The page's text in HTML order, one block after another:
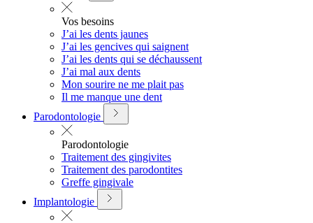
Vos besoins
J’ai les dents jaunes
J’ai les gencives qui saignent
J’ai les dents qui se déchaussent
J’ai mal aux dents
Mon sourire ne me plait pas
Il me manque une dent
Parodontologie
Parodontologie
Traitement des gingivites
Traitement des parodontites
Greffe gingivale
Implantologie